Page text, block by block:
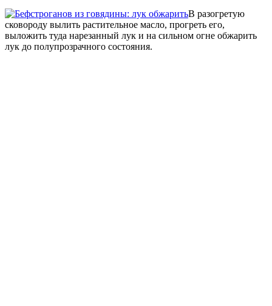
В разогретую
сковороду вылить растительное масло, прогреть его,
выложить туда нарезанный лук и на сильном огне обжарить
лук до полупрозрачного состояния.